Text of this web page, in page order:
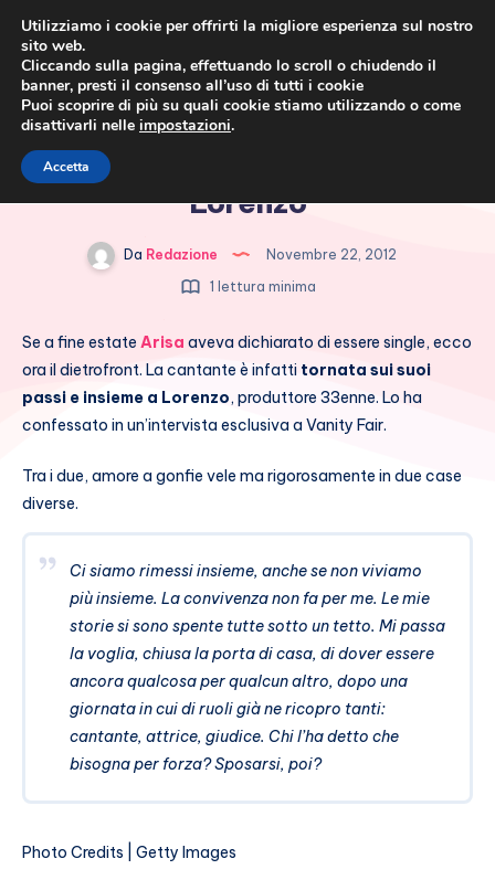
Arisa torna con l’ex fidanzato
Lorenzo
Da Redazione
Novembre 22, 2012
1 lettura minima
Se a fine estate Arisa aveva dichiarato di essere single, ecco
ora il dietrofront. La cantante è infatti tornata sui suoi
passi e insieme a Lorenzo, produttore 33enne. Lo ha
confessato in un’intervista esclusiva a Vanity Fair.
Tra i due, amore a gonfie vele ma rigorosamente in due case
diverse.
Ci siamo rimessi insieme, anche se non viviamo
più insieme. La convivenza non fa per me. Le mie
storie si sono spente tutte sotto un tetto. Mi passa
la voglia, chiusa la porta di casa, di dover essere
ancora qualcosa per qualcun altro, dopo una
giornata in cui di ruoli già ne ricopro tanti:
cantante, attrice, giudice. Chi l’ha detto che
bisogna per forza? Sposarsi, poi?
Photo Credits | Getty Images
Utilizziamo i cookie per offrirti la migliore esperienza sul nostro
sito web.
Cliccando sulla pagina, effettuando lo scroll o chiudendo il
banner, presti il consenso all’uso di tutti i cookie
Puoi scoprire di più su quali cookie stiamo utilizzando o come
disattivarli nelle impostazioni.
Accetta